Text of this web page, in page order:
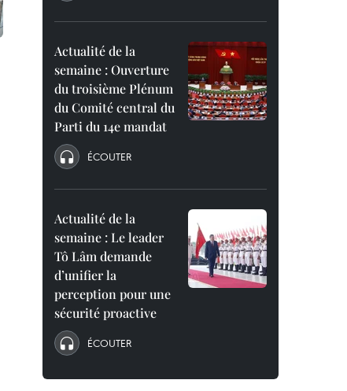
Actualité de la
semaine : Ouverture
du troisième Plénum
du Comité central du
Parti du 14e mandat
ÉCOUTER
Actualité de la
semaine : Le leader
Tô Lâm demande
d’unifier la
perception pour une
sécurité proactive
ÉCOUTER